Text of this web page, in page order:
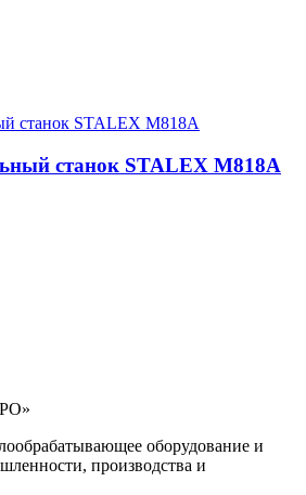
станок STALEX M818A
оборудование и
производства и